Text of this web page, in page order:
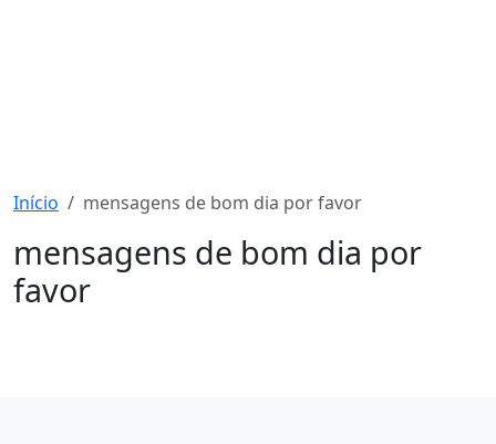
Início mensagens de bom dia por favor
mensagens de bom dia por
favor